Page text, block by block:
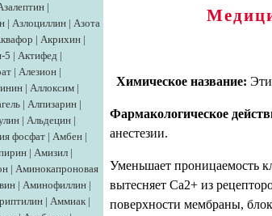
|
| Азлоциллин | Азота
| Акрихин |
5 | Актифед |
| Алезион |
| Аллоксим |
| Алпизарин |
| Альдецин |
фосфат | Амбен |
| Амизил |
| Аминокапроновая
| Аминофиллин |
| Аммиак |
Химическое название:
Фармакологическое
анестезии.
Уменьшает проницаемость
вытесняет Са2+ из
поверхности мембраны,